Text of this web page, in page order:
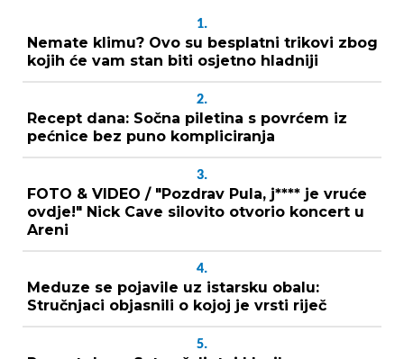
1.
Nemate klimu? Ovo su besplatni trikovi zbog
kojih će vam stan biti osjetno hladniji
2.
Recept dana: Sočna piletina s povrćem iz
pećnice bez puno kompliciranja
3.
FOTO & VIDEO / "Pozdrav Pula, j**** je vruće
ovdje!" Nick Cave silovito otvorio koncert u
Areni
4.
Meduze se pojavile uz istarsku obalu:
Stručnjaci objasnili o kojoj je vrsti riječ
5.